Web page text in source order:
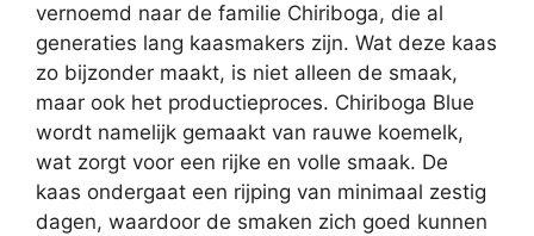
vernoemd naar de familie Chiriboga, die al
generaties lang kaasmakers zijn. Wat deze kaas
zo bijzonder maakt, is niet alleen de smaak,
maar ook het productieproces. Chiriboga Blue
wordt namelijk gemaakt van rauwe koemelk,
wat zorgt voor een rijke en volle smaak. De
kaas ondergaat een rijping van minimaal zestig
dagen, waardoor de smaken zich goed kunnen